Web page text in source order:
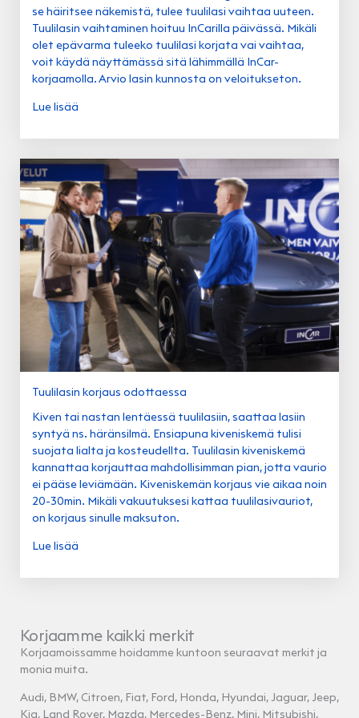
se häiritsee näkemistä, tulee tuulilasi vaihtaa uuteen.
Tuulilasin vaihtaminen hoituu InCarilla päivässä. Mikäli
olet epävarma tuleeko tuulilasi korjata vai vaihtaa,
voit käydä näyttämässä sitä lähimmällä InCar-
korjaamolla. Arvio lasin kunnosta on veloitukseton.
Lue lisää
Tuulilasin korjaus odottaessa
Kiven tai nastan lentäessä tuulilasiin, saattaa lasiin
syntyä ns. häränsilmä. Ensiapuna kiveniskemä tulisi
suojata lialta ja kosteudellta. Tuulilasin kiveniskemä
kannattaa korjauttaa mahdollisimman pian, jotta vaurio
ei pääse leviämään. Kiveniskemän korjaus vie aikaa noin
20-30min. Mikäli vakuutuksesi kattaa tuulilasivauriot,
on korjaus sinulle maksuton.
Lue lisää
Korjaamme kaikki merkit
Korjaamoissamme hoidamme kuntoon seuraavat merkit ja
monia muita.
Audi, BMW, Citroen, Fiat, Ford, Honda, Hyundai, Jaguar, Jeep,
Kia, Land Rover, Mazda, Mercedes-Benz, Mini, Mitsubishi,